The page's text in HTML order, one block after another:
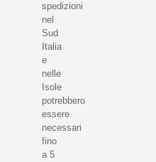
spedizioni
nel
Sud
Italia
e
nelle
Isole
potrebbero
essere
necessari
fino
a 5